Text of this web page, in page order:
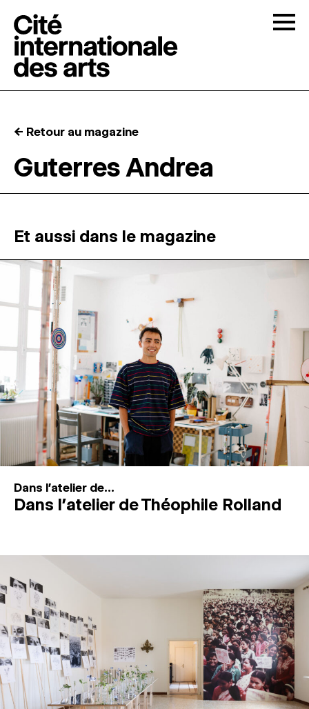
RÉSIDENCES ↓
ATELIERS OUVERTS
PROGRAMMATION
MAGAZINE
ESPACES DE PRATIQUE ARTISTIQUE ↓
Recherche
Connexion
← Retour au magazine
Guterres Andrea
Et aussi dans le magazine
Dans l'atelier de...
Dans l’atelier de Théophile Rolland